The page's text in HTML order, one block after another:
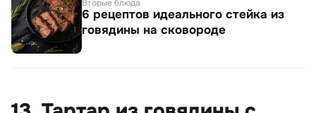
Вторые блюда
6 рецептов идеального стейка из
говядины на сковороде